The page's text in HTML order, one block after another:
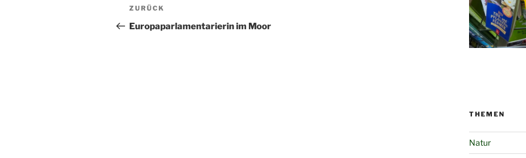
Beitragsnavigation
Vorheriger
Beitrag
ZURÜCK
Europaparlamentarierin im Moor
THEMEN
Natur